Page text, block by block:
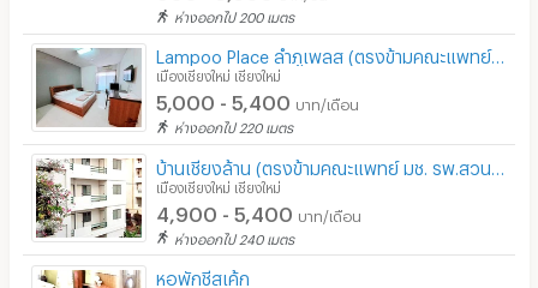
ห่างออกไป 200 เมตร
Lampoo Place ลำภูเพลส (ตรงข้ามคณะแพทย์ มช. รพ.สวนดอก ซ.โรงแรมเชียงคำ)
เมืองเชียงใหม่ เชียงใหม่
5,000 - 5,400 บาท/เดือน
ห่างออกไป 220 เมตร
เมืองเชียงใหม่ เชียงใหม่
4,900 - 5,400 บาท/เดือน
ห่างออกไป 240 เมตร
หอพักชีสเค้ก